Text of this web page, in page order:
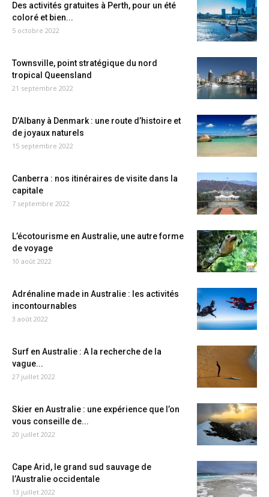
Des activités gratuites à Perth, pour un été
coloré et bien...
5 octobre 2022
Townsville, point stratégique du nord
tropical Queensland
21 septembre 2022
D’Albany à Denmark : une route d’histoire et
de joyaux naturels
15 septembre 2022
Canberra : nos itinéraires de visite dans la
capitale
7 septembre 2022
L’écotourisme en Australie, une autre forme
de voyage
10 août 2022
Adrénaline made in Australie : les activités
incontournables
3 août 2022
Surf en Australie : A la recherche de la
vague...
27 juillet 2022
Skier en Australie : une expérience que l’on
vous conseille de...
20 juillet 2022
Cape Arid, le grand sud sauvage de
l’Australie occidentale
13 juillet 2022